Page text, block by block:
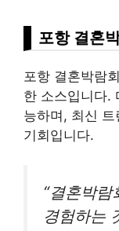
포항 결혼
포항 결혼박람
한 소스입니다.
능하며, 최신
기회입니다.
“결혼박
경험하는